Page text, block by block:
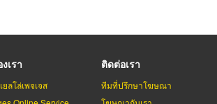
เรา
ลโล่เพจเจส
ติดต่อเรา
ทีมที่ปรึกษาโฆษณา